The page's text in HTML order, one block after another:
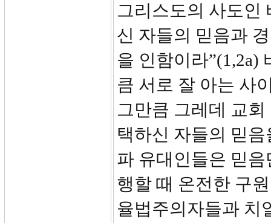
그리스도의 사도인
신 자들의 믿음과
을 인함이라”(1,2a)
큼 서로 잘 아는 사
그만큼 그레데 교
택하신 자들의 믿
파 유대인들은 믿
행할 때 온전한 구
율법주의자들과 치